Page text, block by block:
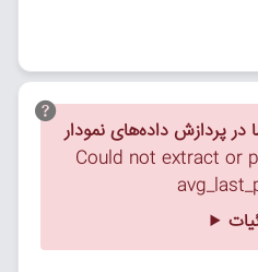
Could not extract or